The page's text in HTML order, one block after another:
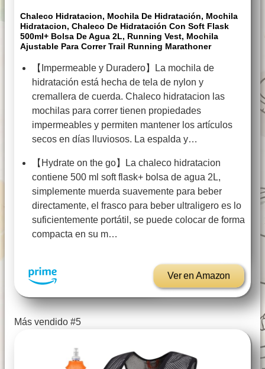
Chaleco Hidratacion, Mochila De Hidratación, Mochila
Hidratacion, Chaleco De Hidratación Con Soft Flask
500ml+ Bolsa De Agua 2L, Running Vest, Mochila
Ajustable Para Correr Trail Running Marathoner
【Impermeable y Duradero】La mochila de
hidratación está hecha de tela de nylon y
cremallera de cuerda. Chaleco hidratacion las
mochilas para correr tienen propiedades
impermeables y permiten mantener los artículos
secos en días lluviosos. La espalda y…
【Hydrate on the go】La chaleco hidratacion
contiene 500 ml soft flask+ bolsa de agua 2L,
simplemente muerda suavemente para beber
directamente, el frasco para beber ultraligero es lo
suficientemente portátil, se puede colocar de forma
compacta en su m…
Ver en Amazon
Más vendido #5